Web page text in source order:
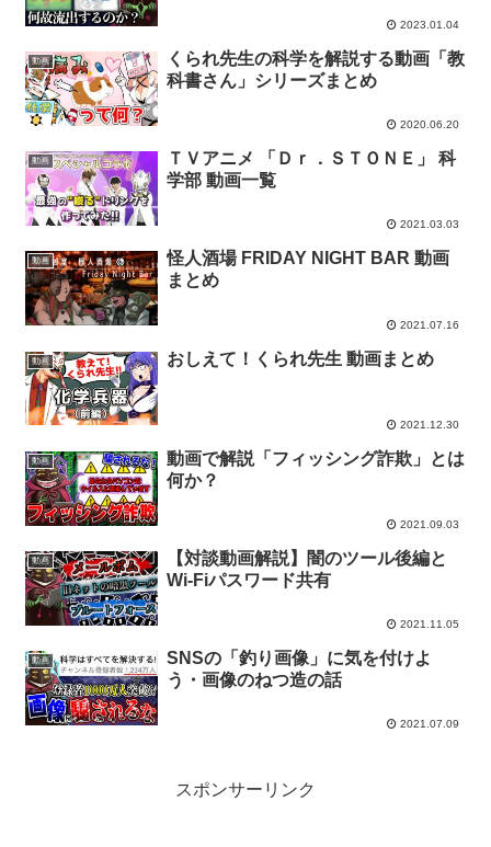
2023.01.04
動画
くられ先生の科学を解説する動画「教
科書さん」シリーズまとめ
2020.06.20
動画
ＴＶアニメ 「Ｄｒ．ＳＴＯＮＥ」 科
学部 動画一覧
2021.03.03
動画
怪人酒場 FRIDAY NIGHT BAR 動画
まとめ
2021.07.16
動画 おしえて！くられ先生 動画まとめ
2021.12.30
動画
動画で解説「フィッシング詐欺」とは
何か？
2021.09.03
動画
【対談動画解説】闇のツール後編と
Wi-Fiパスワード共有
2021.11.05
動画
SNSの「釣り画像」に気を付けよ
う・画像のねつ造の話
2021.07.09
スポンサーリンク